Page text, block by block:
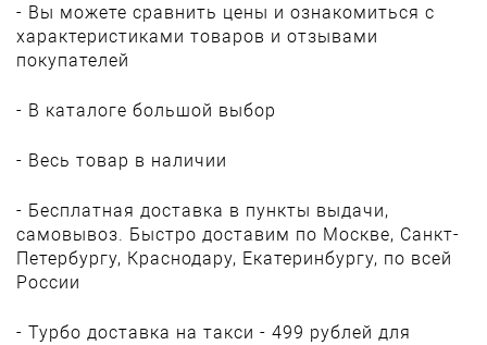
- Вы можете сравнить цены и ознакомиться с
характеристиками товаров и отзывами
покупателей
- В каталоге большой выбор
- Весь товар в наличии
- Бесплатная доставка в пункты выдачи,
самовывоз. Быстро доставим по Москве, Санкт-
Петербургу, Краснодару, Екатеринбургу, по всей
России
- Турбо доставка на такси - 499 рублей для